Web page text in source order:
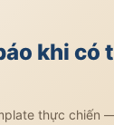
khi có
thực chiến